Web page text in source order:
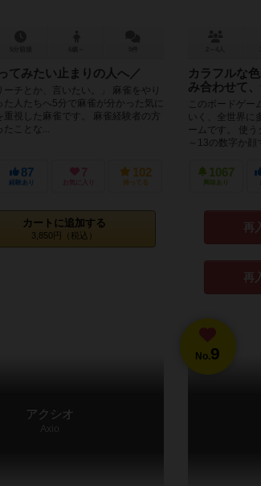
てみたい止まりの人へ／
ーチとか、言いたい。」 麻雀をやり
た人たちへ5分で麻雀が分かった気に
視した麻雀です。 麻雀経験者の方
たことな...
87
経験あり
7
お気に入り
102
持ってる
カートに追加する
3,850円（税込）
カラフルな
み合わせて
このボードゲ
いく、全世界に
ームです。 使
～13の数字か顔
1067
興味あり
再
再
アクシオ
Axio
No.9